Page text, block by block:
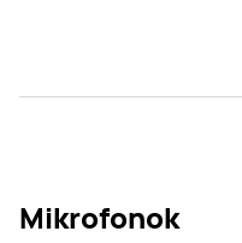
Mikrofonok